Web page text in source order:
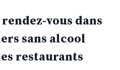
vous dans
sans alcool
restaurants